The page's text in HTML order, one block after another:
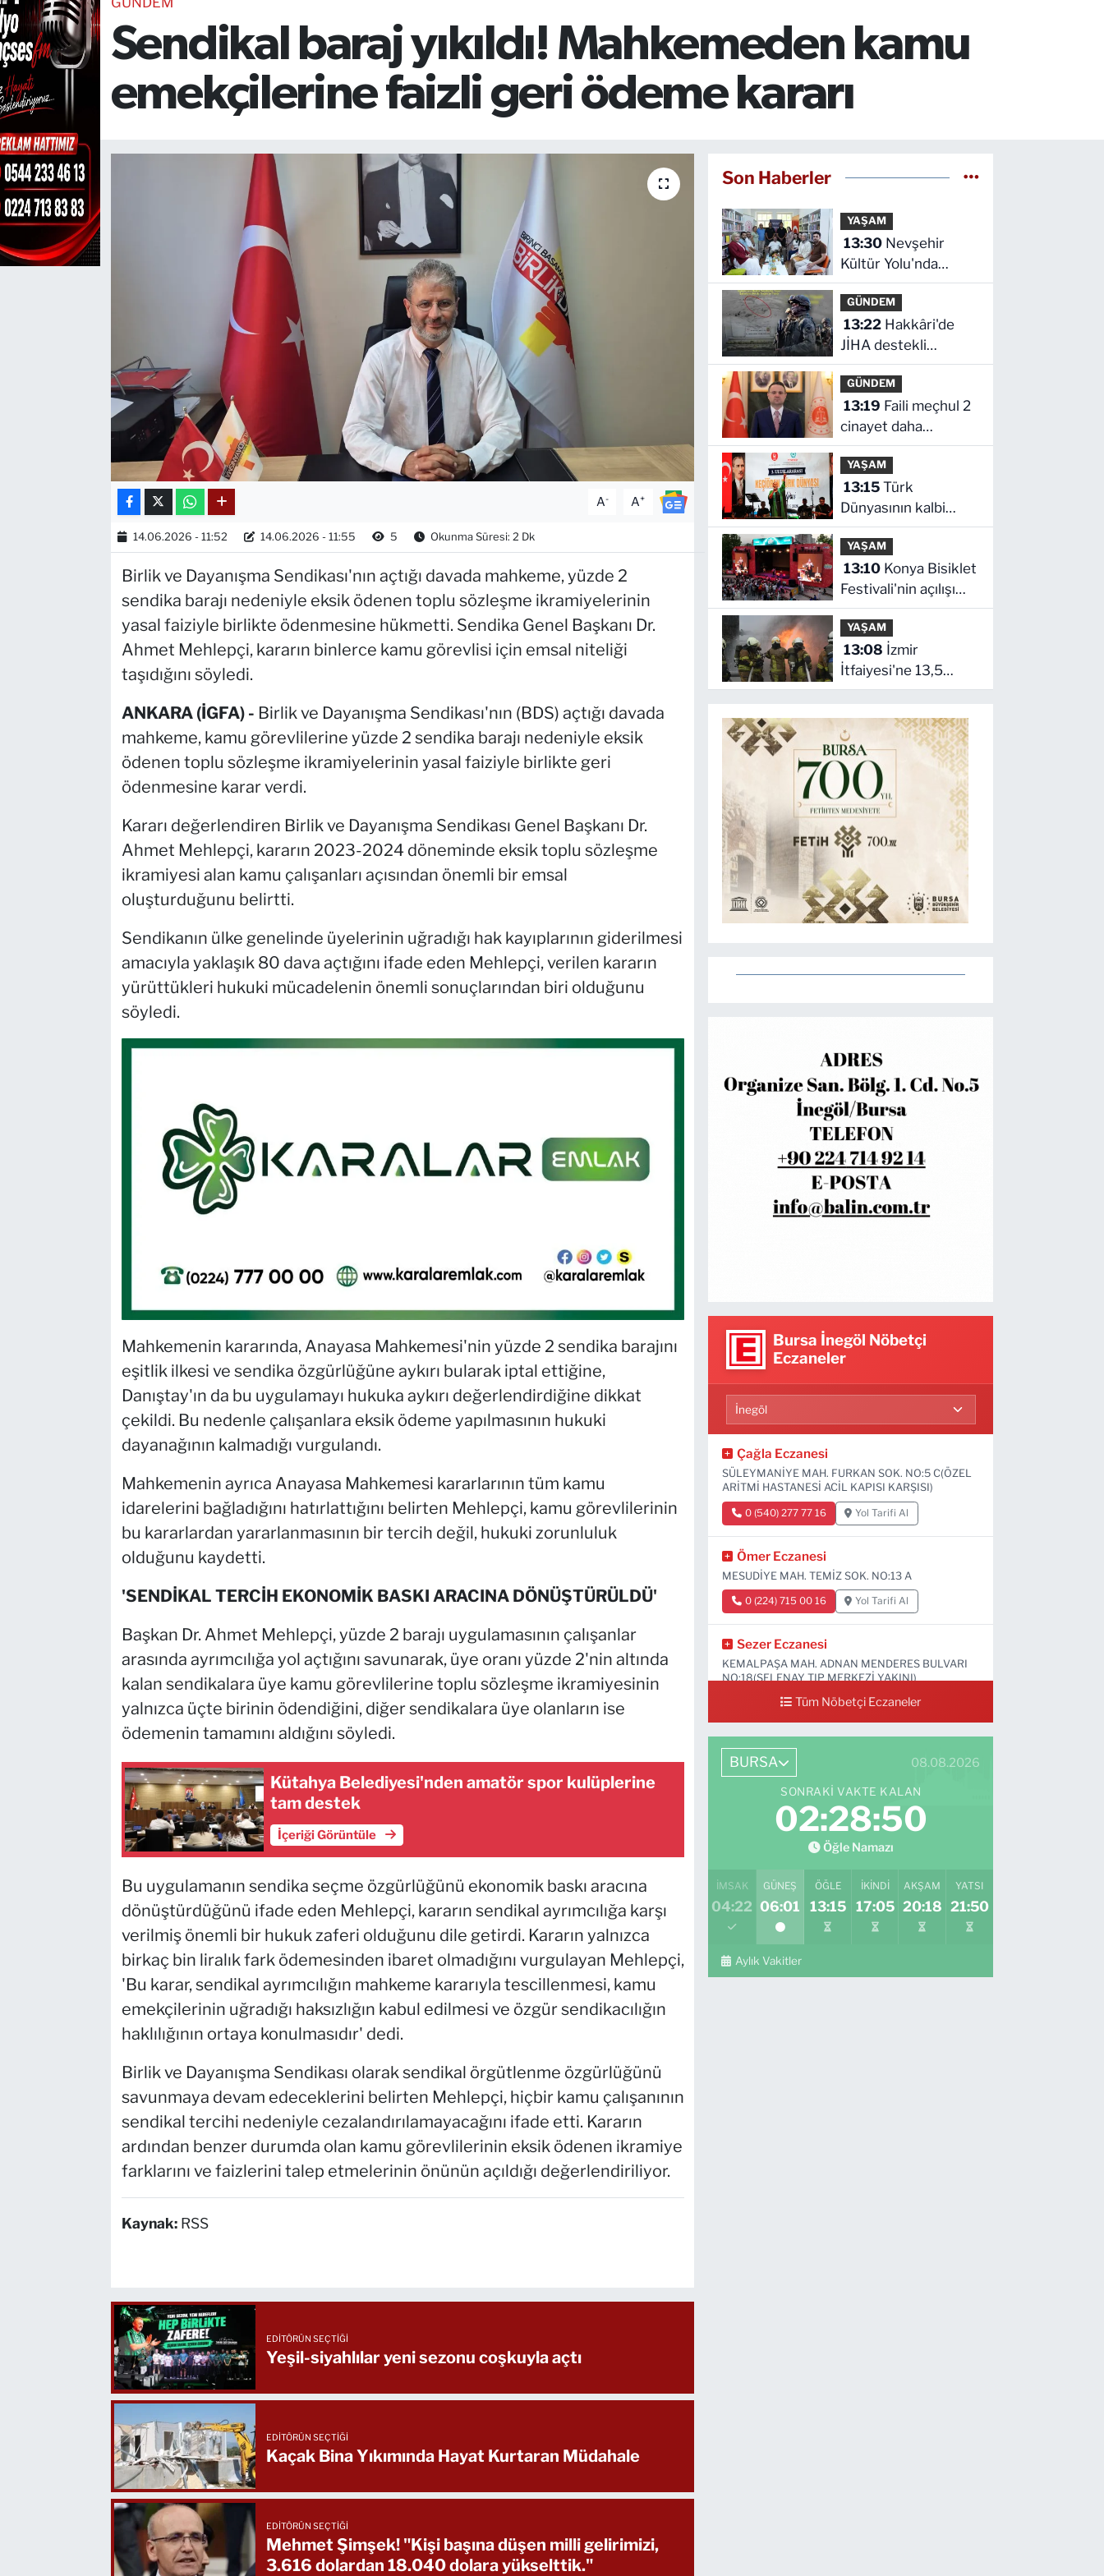
Sendikal baraj yıkıldı! Mahkemeden kamu
emekçilerine faizli geri ödeme kararı
A- A+
14.06.2026 - 11:52 14.06.2026 - 11:55 5 Okunma Süresi: 2 Dk
Birlik ve Dayanışma Sendikası'nın açtığı davada mahkeme, yüzde 2
sendika barajı nedeniyle eksik ödenen toplu sözleşme ikramiyelerinin
yasal faiziyle birlikte ödenmesine hükmetti. Sendika Genel Başkanı Dr.
Ahmet Mehlepçi, kararın binlerce kamu görevlisi için emsal niteliği
taşıdığını söyledi.
ANKARA (İGFA) - Birlik ve Dayanışma Sendikası'nın (BDS) açtığı davada
mahkeme, kamu görevlilerine yüzde 2 sendika barajı nedeniyle eksik
ödenen toplu sözleşme ikramiyelerinin yasal faiziyle birlikte geri
ödenmesine karar verdi.
Kararı değerlendiren Birlik ve Dayanışma Sendikası Genel Başkanı Dr.
Ahmet Mehlepçi, kararın 2023-2024 döneminde eksik toplu sözleşme
ikramiyesi alan kamu çalışanları açısından önemli bir emsal
oluşturduğunu belirtti.
Sendikanın ülke genelinde üyelerinin uğradığı hak kayıplarının giderilmesi
amacıyla yaklaşık 80 dava açtığını ifade eden Mehlepçi, verilen kararın
yürüttükleri hukuki mücadelenin önemli sonuçlarından biri olduğunu
söyledi.
Mahkemenin kararında, Anayasa Mahkemesi'nin yüzde 2 sendika barajını
eşitlik ilkesi ve sendika özgürlüğüne aykırı bularak iptal ettiğine,
Danıştay'ın da bu uygulamayı hukuka aykırı değerlendirdiğine dikkat
çekildi. Bu nedenle çalışanlara eksik ödeme yapılmasının hukuki
dayanağının kalmadığı vurgulandı.
Mahkemenin ayrıca Anayasa Mahkemesi kararlarının tüm kamu
idarelerini bağladığını hatırlattığını belirten Mehlepçi, kamu görevlilerinin
bu kararlardan yararlanmasının bir tercih değil, hukuki zorunluluk
olduğunu kaydetti.
'SENDİKAL TERCİH EKONOMİK BASKI ARACINA DÖNÜŞTÜRÜLDÜ'
Başkan Dr. Ahmet Mehlepçi, yüzde 2 barajı uygulamasının çalışanlar
arasında ayrımcılığa yol açtığını savunarak, üye oranı yüzde 2'nin altında
kalan sendikalara üye kamu görevlilerine toplu sözleşme ikramiyesinin
yalnızca üçte birinin ödendiğini, diğer sendikalara üye olanların ise
ödemenin tamamını aldığını söyledi.
Kütahya Belediyesi'nden amatör spor kulüplerine
tam destek
İçeriği Görüntüle
Bu uygulamanın sendika seçme özgürlüğünü ekonomik baskı aracına
dönüştürdüğünü ifade eden Mehlepçi, kararın sendikal ayrımcılığa karşı
verilmiş önemli bir hukuk zaferi olduğunu dile getirdi. Kararın yalnızca
birkaç bin liralık fark ödemesinden ibaret olmadığını vurgulayan Mehlepçi,
'Bu karar, sendikal ayrımcılığın mahkeme kararıyla tescillenmesi, kamu
emekçilerinin uğradığı haksızlığın kabul edilmesi ve özgür sendikacılığın
haklılığının ortaya konulmasıdır' dedi.
Birlik ve Dayanışma Sendikası olarak sendikal örgütlenme özgürlüğünü
savunmaya devam edeceklerini belirten Mehlepçi, hiçbir kamu çalışanının
sendikal tercihi nedeniyle cezalandırılamayacağını ifade etti. Kararın
ardından benzer durumda olan kamu görevlilerinin eksik ödenen ikramiye
farklarını ve faizlerini talep etmelerinin önünün açıldığı değerlendiriliyor.
Kaynak: RSS
EDITÖRÜN SEÇTIĞI
Yeşil-siyahlılar yeni sezonu coşkuyla açtı
EDITÖRÜN SEÇTIĞI
Kaçak Bina Yıkımında Hayat Kurtaran Müdahale
EDITÖRÜN SEÇTIĞI
Mehmet Şimşek! "Kişi başına düşen milli gelirimizi,
3.616 dolardan 18.040 dolara yükselttik."
Son Haberler
YAŞAM
13:30
Kültür Yolu'nda
etkinlikler peşpeşe
yapıldı
GÜNDEM
13:22
JİHA destekli
operasyon
GÜNDEM
13:19
cinayet daha
aydınlatıldı
YAŞAM
13:15 Türk
Dünyasının kalbi
Keçiören'de attı
YAŞAM
13:10
Festivali'nin açılışı
coşkuyla gerçekleşti
YAŞAM
13:08
İtfaiyesi'ne 13,5
milyon Euro'luk
Bursa İnegöl Nöbetçi
Eczaneler
Çağla Eczanesi
SÜLEYMANİYE MAH. FURKAN SOK. NO:5 C(ÖZEL
ARİTMİ HASTANESİ ACİL KAPISI KARŞISI)
0 (540) 277 77 16 Yol Tarifi Al
Ömer Eczanesi
MESUDİYE MAH. TEMİZ SOK. NO:13 A
0 (224) 715 00 16 Yol Tarifi Al
Sezer Eczanesi
KEMALPAŞA MAH. ADNAN MENDERES BULVARI
NO:18(SELENAY TIP MERKEZİ YAKINI)
0 (224) 711 64 49 Yol Tarifi Al
Tüm Nöbetçi Eczaneler
BURSA 08.08.2026
SONRAKI VAKTE KALAN
02:28:49
Öğle Namazı
İMSAK
04:22
GÜNEŞ
06:01
ÖĞLE
13:15
İKINDI
17:05
AKŞAM
20:18
YATSI
21:50
Aylık Vakitler
TEKNOLOJİ
CANLI DİNLE
RESMİ İLANLAR
Gencsesfm Canlı Dinle